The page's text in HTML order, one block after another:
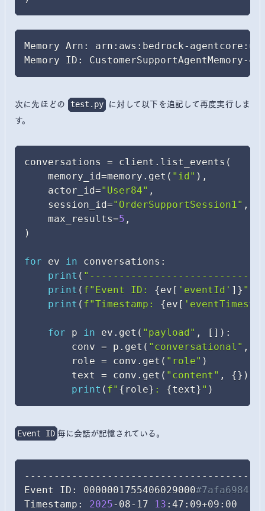
Memory Arn: arn:aws:bedrock-agentcore:us-
Memory ID: CustomerSupportAgentMemory-
次に先ほどの test.py
に対して以下を追記して再度実行しま
す。
conversations = client . list_events (
    memory_id
=memory . get ( "id" ) ,
    actor_id
="User84" ,
    session_id
="OrderSupportSession1" ,
    max_results
=5 ,
)
for ev in conversations :
print (
print ( f"Event ID: {ev [ 'eventId' ] } "
print ( f"Timestamp: {ev [
for p in ev . get ( "payload" , [ ] ) :
        conv
= p . get ( "conversational" ,
        role
= conv . get ( "role" )
        text
= conv . get ( "content" , {} )
print ( f" { role} : {text} " )
Event ID 毎に会話が記憶されている。
Event ID: 0000001755406029000#7afa6984
Timestamp: 2025-08-17 13